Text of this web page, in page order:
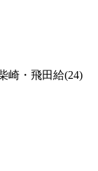
崎・飛田給(24)